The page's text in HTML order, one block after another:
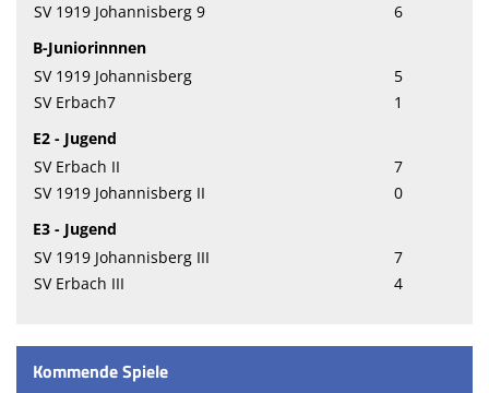
SV 1919 Johannisberg 9
6
B-Juniorinnnen
SV 1919 Johannisberg
5
SV Erbach7
1
E2 - Jugend
SV Erbach II
7
SV 1919 Johannisberg II
0
E3 - Jugend
SV 1919 Johannisberg III
7
SV Erbach III
4
Kommende Spiele